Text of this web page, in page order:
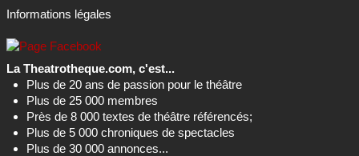
Informations légales
La Theatrotheque.com, c'est...
Plus de 20 ans de passion pour le théâtre
Plus de 25 000 membres
Près de 8 000 textes de théâtre référencés;
Plus de 5 000 chroniques de spectacles
Plus de 30 000 annonces...